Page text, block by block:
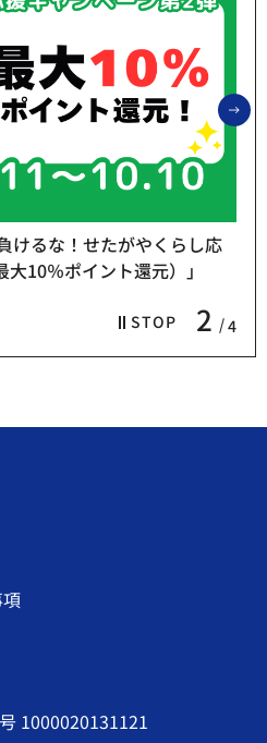
STOP 2 4
けるな！せたがやくらし応
10％ポイント還元）」
1000020131121